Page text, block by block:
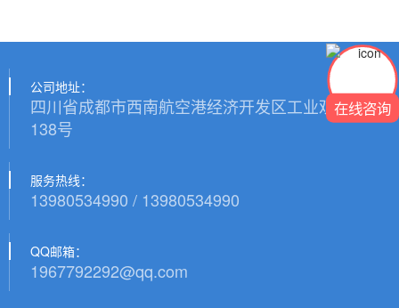
公司地址：
四川省成都市西南航空港经济开发区工业观山路
138号
服务热线：
13980534990 / 13980534990
QQ邮箱：
1967792292@qq.com
在线咨询